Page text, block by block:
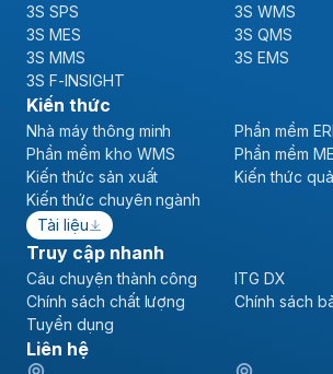
3S SPS
3S WMS
3S MES
3S QMS
3S MMS
3S EMS
3S F-INSIGHT
Kiến thức
Nhà máy thông minh
Phần mềm
Phần mềm kho WMS
Phần mềm
Kiến thức sản xuất
Kiến thức
Kiến thức chuyên ngành
Tài liệu
Truy cập nhanh
Câu chuyện thành công
ITG DX
Chính sách chất lượng
Chính sách
Tuyển dụng
Liên hệ